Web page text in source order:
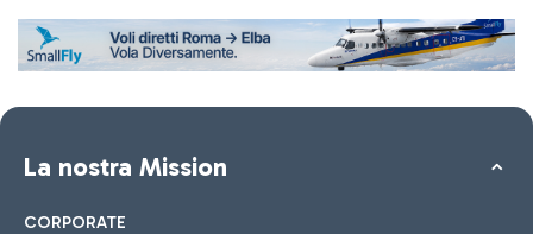
La nostra Mission
CORPORATE